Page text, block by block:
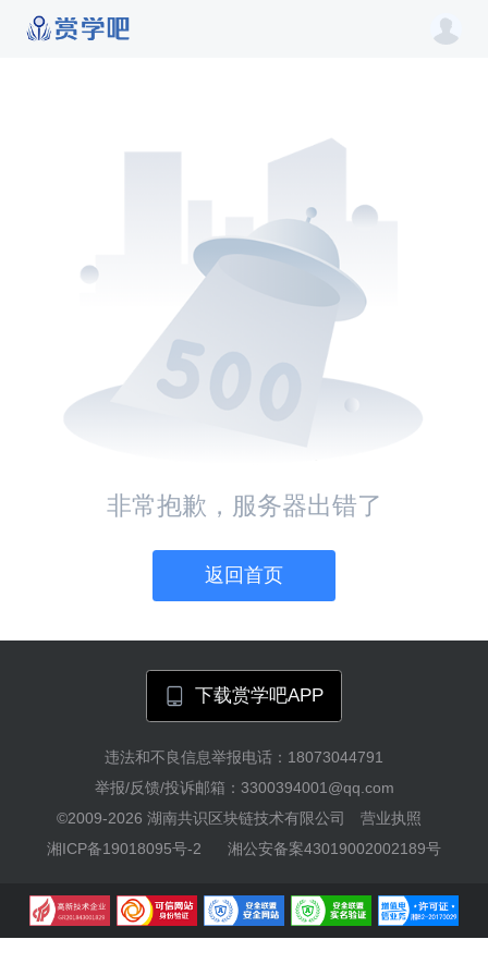
非常抱歉，服务器出错了
返回首页
下载赏学吧APP
违法和不良信息举报电话：18073044791
举报/反馈/投诉邮箱：3300394001@qq.com
©2009-2026 湖南共识区块链技术有限公司
营业执照
湘ICP备19018095号-2
湘公安备案43019002002189号